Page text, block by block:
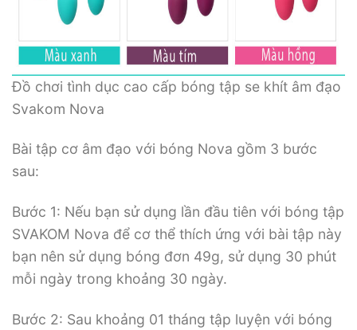
Đồ chơi tình dục cao cấp bóng tập se khít âm đạo
Svakom Nova
Bài tập cơ âm đạo với bóng Nova gồm 3 bước
sau:
Bước 1: Nếu bạn sử dụng lần đầu tiên với bóng tập
SVAKOM Nova để cơ thể thích ứng với bài tập này
bạn nên sử dụng bóng đơn 49g, sử dụng 30 phút
mỗi ngày trong khoảng 30 ngày.
Bước 2: Sau khoảng 01 tháng tập luyện với bóng